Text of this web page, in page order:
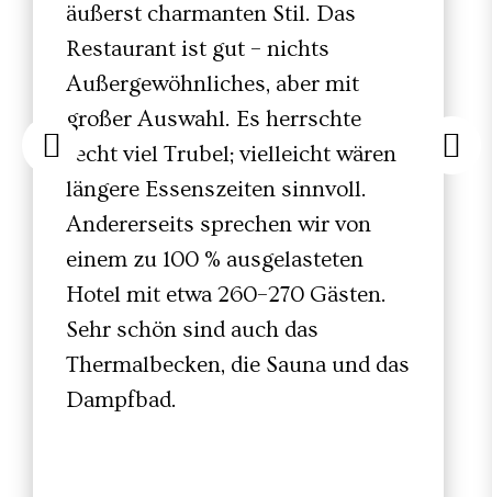
äußerst charmanten Stil. Das
Restaurant ist gut – nichts
Außergewöhnliches, aber mit
großer Auswahl. Es herrschte
recht viel Trubel; vielleicht wären
längere Essenszeiten sinnvoll.
Andererseits sprechen wir von
einem zu 100 % ausgelasteten
Hotel mit etwa 260–270 Gästen.
Sehr schön sind auch das
Thermalbecken, die Sauna und das
Dampfbad.